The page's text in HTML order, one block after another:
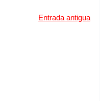
Entrada antigua